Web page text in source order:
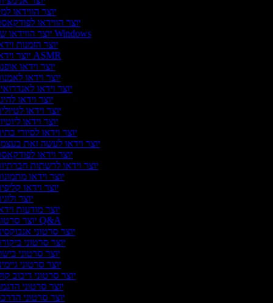
יוצר הווידאו
יוצר הווידאו
יוצר הווידאו של Windows
יוצר הזמנות
יוצר וידאו ASMR
יוצר וידאו
יוצר וידאו
יוצר וידאו
יוצר וידאו
יוצר וידאו
יוצר וידאו
יוצר וידאו לסיורי
יוצר וידאו לעשה זאת
יוצר וידאו
יוצר וידאו לרשתות
יוצר וידאו
יוצר וידאו
יוצר
יוצר מודעות
יוצר סרטוני Q&A
יוצר סרטוני
יוצר סרטוני
יוצר סרטוני
יוצר סרטוני
יוצר סרטוני דיבוב
יוצר סרטוני
יוצר סרטוני